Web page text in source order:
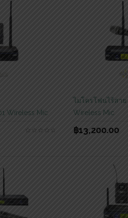
Wireless Mic
ไมโครโฟนไร้สาย
Wireless Mic
฿13,200.00